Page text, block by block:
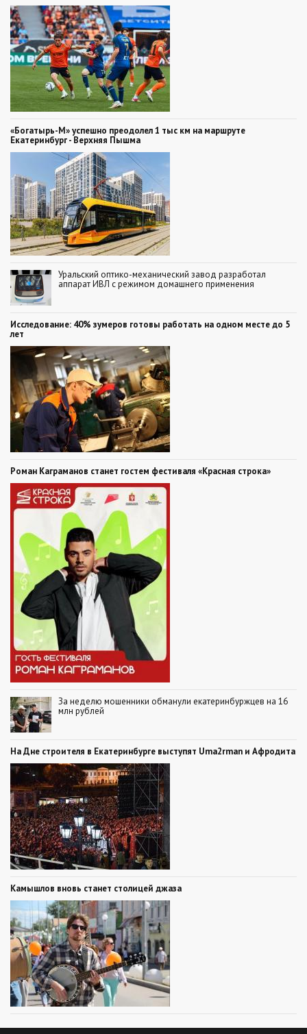
«Богатырь-М» успешно преодолел 1 тыс км на маршруте
Екатеринбург - Верхняя Пышма
Уральский оптико-механический завод разработал
аппарат ИВЛ с режимом домашнего применения
Исследование: 40% зумеров готовы работать на одном месте до 5
лет
Роман Каграманов станет гостем фестиваля «Красная строка»
За неделю мошенники обманули екатеринбуржцев на 16
млн рублей
На Дне строителя в Екатеринбурге выступят Uma2rman и Афродита
Камышлов вновь станет столицей джаза